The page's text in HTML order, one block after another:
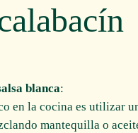
blanca:
en la cocina es utilizar
mantequilla o